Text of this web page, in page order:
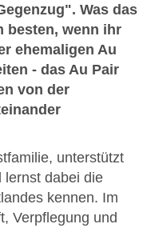
Was das
besten, wenn ihr
ehemaligen Au
- das Au Pair
von der
unterstützt
lernst dabei die
kennen. Im
Verpflegung und